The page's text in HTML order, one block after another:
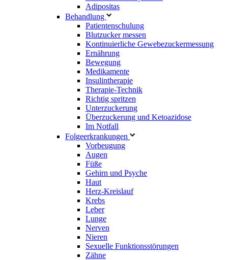
Adipositas
Behandlung
Patientenschulung
Blutzucker messen
Kontinuierliche Gewebezuckermessung
Ernährung
Bewegung
Medikamente
Insulintherapie
Therapie-Technik
Richtig spritzen
Unterzuckerung
Überzuckerung und Ketoazidose
Im Notfall
Folgeerkrankungen
Vorbeugung
Augen
Füße
Gehirn und Psyche
Haut
Herz-Kreislauf
Krebs
Leber
Lunge
Nerven
Nieren
Sexuelle Funktionsstörungen
Zähne